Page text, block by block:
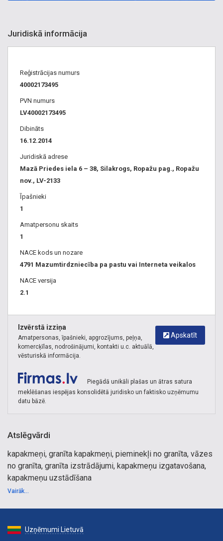
Juridiskā informācija
Reģistrācijas numurs
40002173495
PVN numurs
LV40002173495
Dibināts
16.12.2014
Juridiskā adrese
Mazā Priedes iela 6 – 38, Silakrogs, Ropažu pag., Ropažu
nov., LV-2133
Īpašnieki
1
Amatpersonu skaits
1
NACE kods un nozare
4791 Mazumtirdzniecība pa pastu vai Interneta veikalos
NACE versija
2.1
Apskatīt
Izvērstā izziņa
Amatpersonas, īpašnieki, apgrozījums, peļņa,
komercķīlas, nodrošinājumi, kontakti u.c. aktuālā,
vēsturiskā informācija.
Piegādā unikāli plašas un ātras satura
meklēšanas iespējas konsolidētā juridisko un faktisko uzņēmumu
datu bāzē.
Atslēgvārdi
kapakmeņi, granīta kapakmeņi, pieminekļi no granīta, vāzes
no granīta, granīta izstrādājumi, kapakmeņu izgatavošana,
kapakmeņu uzstādīšana
Vairāk...
Uzņēmumi Lietuvā